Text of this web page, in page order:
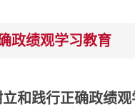
政绩观学习教育
和践行正确政绩